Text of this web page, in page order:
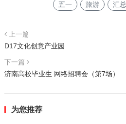
五一 旅游 汇总
上一篇
D17文化创意产业园
下一篇
济南高校毕业生 网络招聘会（第7场）
为您推荐